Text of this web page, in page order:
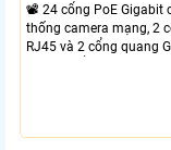
📽 24 cổng PoE Gigabit
thống camera mạng, 2
RJ45 và 2 cổng quang